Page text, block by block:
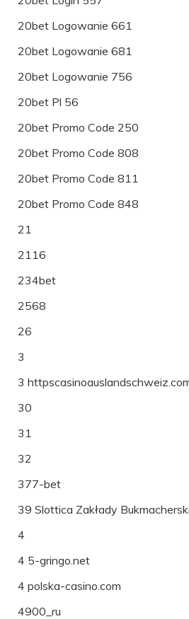
20bet Logowanie 661
20bet Logowanie 681
20bet Logowanie 756
20bet Pl 56
20bet Promo Code 250
20bet Promo Code 808
20bet Promo Code 811
20bet Promo Code 848
21
2116
234bet
2568
26
3
3
30
31
32
377-bet
39 Slottica Zakłady
4
4 5-gringo.net
4 polska-casino.com
4900_ru